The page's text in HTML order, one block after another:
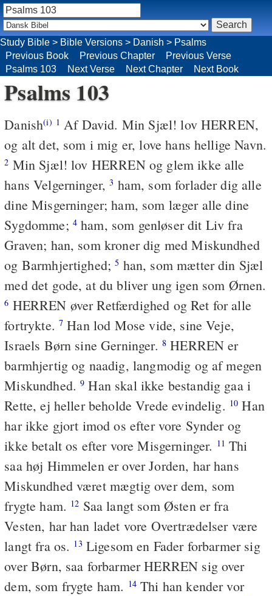
Psalms 103
Danish(i) 1 Af David. Min Sjæl! lov HERREN,
og alt det, som i mig er, love hans hellige Navn.
2 Min Sjæl! lov HERREN og glem ikke alle
hans Velgerninger,3 ham, som forlader dig alle
dine Misgerninger; ham, som læger alle dine
Sygdomme; 4 ham, som genløser dit Liv fra
Graven; han, som kroner dig med Miskundhed
og Barmhjertighed;5 han, som mætter din Sjæl
med det gode, at du bliver ung igen som Ørnen.
6 HERREN øver Retfærdighed og Ret for alle
fortrykte. 7 Han lod Mose vide, sine Veje,
Israels Børn sine Gerninger. 8 HERREN er
barmhjertig og naadig, langmodig og af megen
Miskundhed.9 Han skal ikke bestandig gaa i
Rette, ej heller beholde Vrede evindelig. 10 Han
har ikke gjort imod os efter vore Synder og
ikke betalt os efter vore Misgerninger. 11 Thi
saa høj Himmelen er over Jorden, har hans
Miskundhed været mægtig over dem, som
frygte ham. 12 Saa langt som Østen er fra
Vesten, har han ladet vore Overtrædelser være
langt fra os. 13 Ligesom en Fader forbarmer sig
over Børn, saa forbarmer HERREN sig over
dem, som frygte ham. 14Thi han kender vor
Study Bible > Bible Versions > Danish > Psalms
Previous Book
Previous Chapter
Previous Verse
Psalms 103
Next Verse Next Chapter Next Book